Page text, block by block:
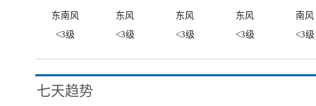
东南风 东风 东风 东风
南风
<3级
<3级 <3级 <3级 <3级
七天趋势